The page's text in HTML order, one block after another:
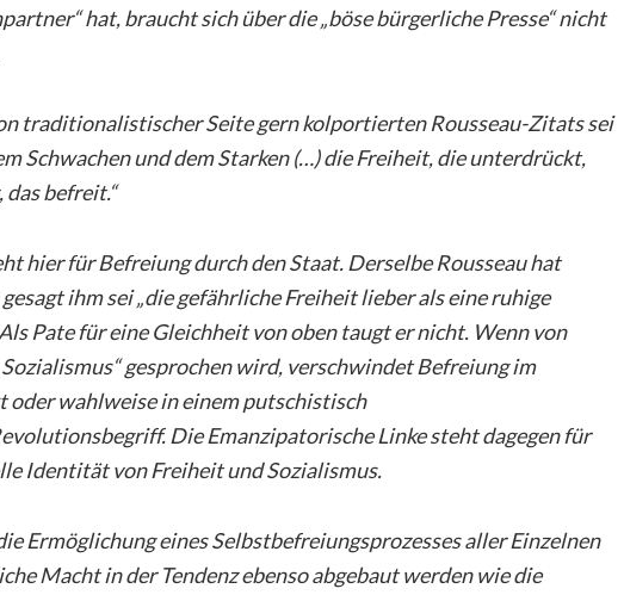
hat, braucht sich über die „böse bürgerliche Presse“ nicht
traditionalistischer Seite gern kolportierten Rousseau-Zitats sei
Schwachen und dem Starken (…) die Freiheit, die unterdrückt,
das befreit.“
hier für Befreiung durch den Staat. Derselbe Rousseau hat
ihm sei „die gefährliche Freiheit lieber als eine ruhige
Pate für eine Gleichheit von oben taugt er nicht. Wenn von
gesprochen wird, verschwindet Befreiung im
oder wahlweise in einem putschistisch
Die Emanzipatorische Linke steht dagegen für
Identität von Freiheit und Sozialismus.
Ermöglichung eines Selbstbefreiungsprozesses aller Einzelnen
Macht in der Tendenz ebenso abgebaut werden wie die